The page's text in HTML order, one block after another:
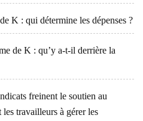
K : qui détermine les dépenses ?
de K : qu’y a-t-il derrière la
freinent le soutien au
travailleurs à gérer les